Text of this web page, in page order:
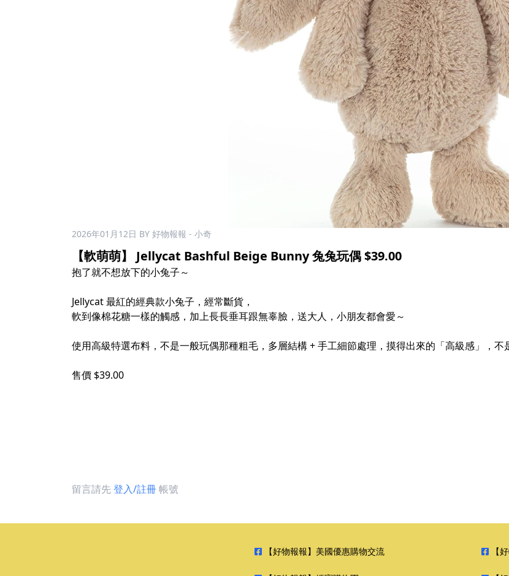
2026年01月12日 BY 好物報報 - 小奇
【軟萌萌】 Jellycat Bashful Beige Bunny 兔兔玩偶 $39.00
抱了就不想放下的小兔子～
Jellycat 最紅的經典款小兔子，經常斷貨，
軟到像棉花糖一樣的觸感，加上長長垂耳跟無辜臉，送大人，小朋友都會愛～
使用高級特選布料，不是一般玩偶那種粗毛，多層結構 + 手工細節處理，摸得出來的「高級感」，
售價 $39.00
留言請先登入/註冊帳號
【好物報報】美國優惠購物交流 【